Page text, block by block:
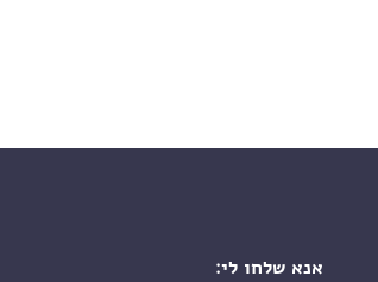
אנא שלחו לי: